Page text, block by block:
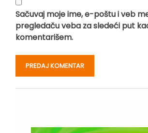
Sačuvaj moje ime, e-poštu i veb
pregledaču veba za sledeći put
komentarišem.